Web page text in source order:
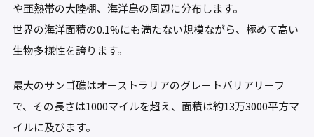
や亜熱帯の大陸棚、海洋島の周辺に分布します。
世界の海洋面積の0.1%にも満たない規模ながら、極めて高い
生物多様性を誇ります。
最大のサンゴ礁はオーストラリアのグレートバリアリーフ
で、その長さは1000マイルを超え、面積は約13万3000平方マ
イルに及びます。